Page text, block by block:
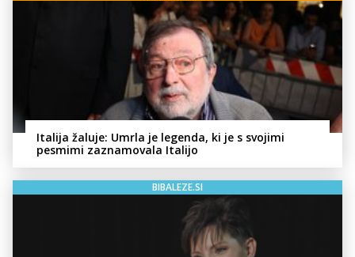
Italija žaluje: Umrla je legenda, ki je s svojimi
pesmimi zaznamovala Italijo
BIBALEZE.SI